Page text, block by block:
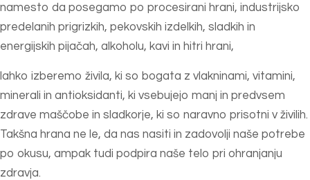
namesto da posegamo po procesirani hrani, industrijsko
predelanih prigrizkih, pekovskih izdelkih, sladkih in
energijskih pijačah, alkoholu, kavi in hitri hrani,
lahko izberemo živila, ki so bogata z vlakninami, vitamini,
minerali in antioksidanti, ki vsebujejo manj in predvsem
zdrave maščobe in sladkorje, ki so naravno prisotni v živilih.
Takšna hrana ne le, da nas nasiti in zadovolji naše potrebe
po okusu, ampak tudi podpira naše telo pri ohranjanju
zdravja.